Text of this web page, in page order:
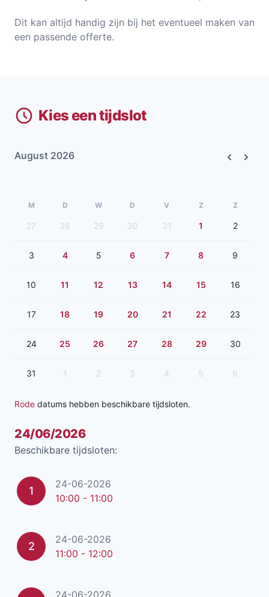
Dit kan altijd handig zijn bij het eventueel maken van
een passende offerte.
Kies een tijdslot
August 2026
M D W D V Z Z
27 28 29 30 31 1 2
3 4 5 6 7 8 9
10 11 12 13 14 15 16
17 18 19 20 21 22 23
24 25 26 27 28 29 30
31 1 2 3 4 5 6
Rode datums hebben beschikbare tijdsloten.
24/06/2026
Beschikbare tijdsloten:
1
24-06-2026
10:00 - 11:00
2
24-06-2026
11:00 - 12:00
24-06-2026